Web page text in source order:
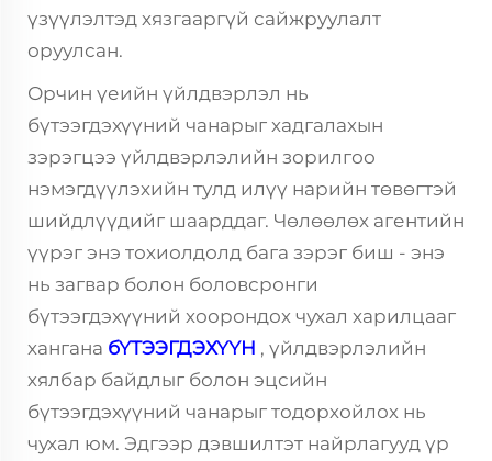
үзүүлэлтэд хязгааргүй сайжруулалт
оруулсан.
Орчин үеийн үйлдвэрлэл нь
бүтээгдэхүүний чанарыг хадгалахын
зэрэгцээ үйлдвэрлэлийн зорилгоо
нэмэгдүүлэхийн тулд илүү нарийн төвөгтэй
шийдлүүдийг шаарддаг. Чөлөөлөх агентийн
үүрэг энэ тохиолдолд бага зэрэг биш - энэ
нь загвар болон боловсронги
бүтээгдэхүүний хоорондох чухал харилцааг
хангана бҮТЭЭГДЭХҮҮН , үйлдвэрлэлийн
хялбар байдлыг болон эцсийн
бүтээгдэхүүний чанарыг тодорхойлох нь
чухал юм. Эдгээр дэвшилтэт найрлагууд үр